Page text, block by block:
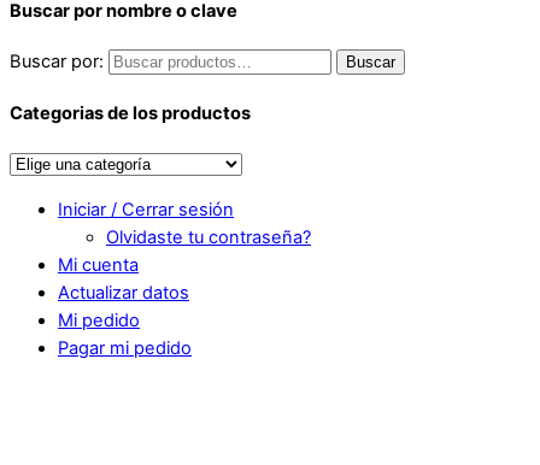
Buscar por nombre o clave
Buscar por: Buscar
Categorias de los productos
Iniciar / Cerrar sesión
Olvidaste tu contraseña?
Mi cuenta
Actualizar datos
Mi pedido
Pagar mi pedido